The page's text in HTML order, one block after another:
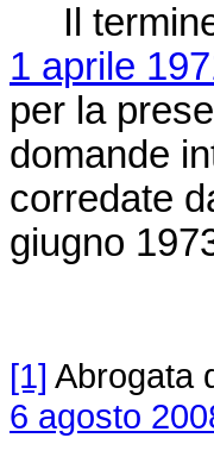
Il termine
1 aprile
per la
domande
corredate
giugno
[1] Abrogata
6 agosto